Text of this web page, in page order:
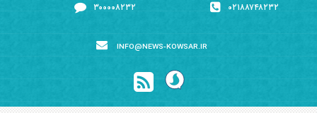
۰۲۱۸۸۷۴۸۲۳۲ ۳۰۰۰۰۸۲۳۲
INFO@NEWS-KOWSAR.IR